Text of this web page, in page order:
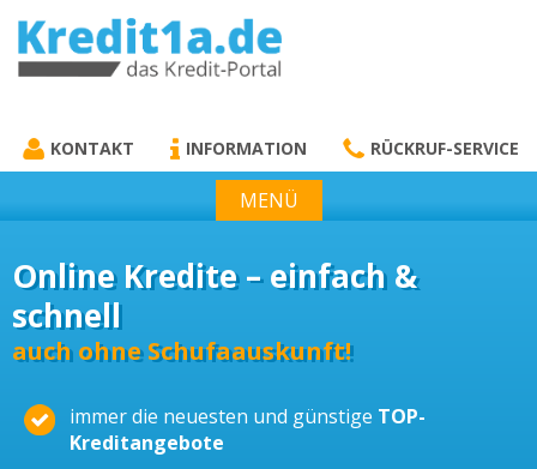
KREDIT1A.DE
KONTAKT INFORMATION RÜCKRUF-SERVICE
MENÜ
Online Kredite – einfach &
schnell
auch ohne Schufaauskunft!
immer die neuesten und günstige TOP-
Kreditangebote